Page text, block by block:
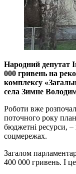
Народний депутат
000 гривень на
комплексу
села Зимне
Роботи вже
поточного року
бюджетні ресурси, –
соцмережах.
Загалом
400 000 гривень. І